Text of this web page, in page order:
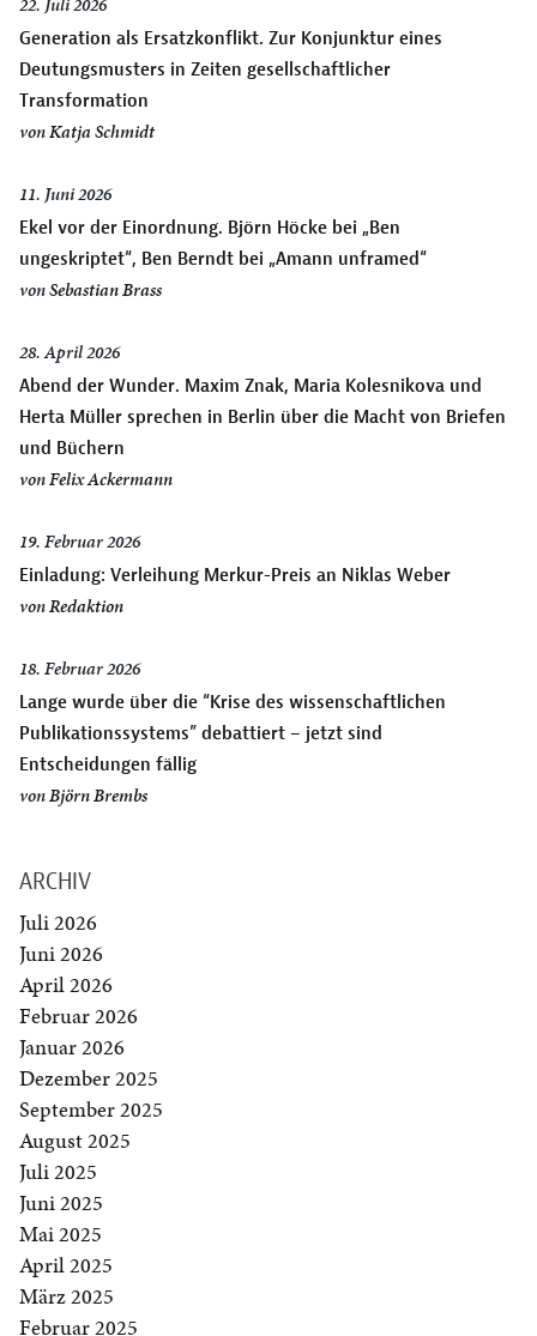
22. Juli 2026
Generation als Ersatzkonflikt. Zur Konjunktur eines
Deutungsmusters in Zeiten gesellschaftlicher
Transformation
vonKatja Schmidt
11. Juni 2026
Ekel vor der Einordnung. Björn Höcke bei „Ben
ungeskriptet“, Ben Berndt bei „Amann unframed“
vonSebastian Brass
28. April 2026
Abend der Wunder. Maxim Znak, Maria Kolesnikova und
Herta Müller sprechen in Berlin über die Macht von Briefen
und Büchern
vonFelix Ackermann
19. Februar 2026
Einladung: Verleihung Merkur-Preis an Niklas Weber
vonRedaktion
18. Februar 2026
Lange wurde über die “Krise des wissenschaftlichen
Publikationssystems” debattiert – jetzt sind
Entscheidungen fällig
vonBjörn Brembs
ARCHIV
Juli 2026
Juni 2026
April 2026
Februar 2026
Januar 2026
Dezember 2025
September 2025
August 2025
Juli 2025
Juni 2025
Mai 2025
April 2025
März 2025
Februar 2025